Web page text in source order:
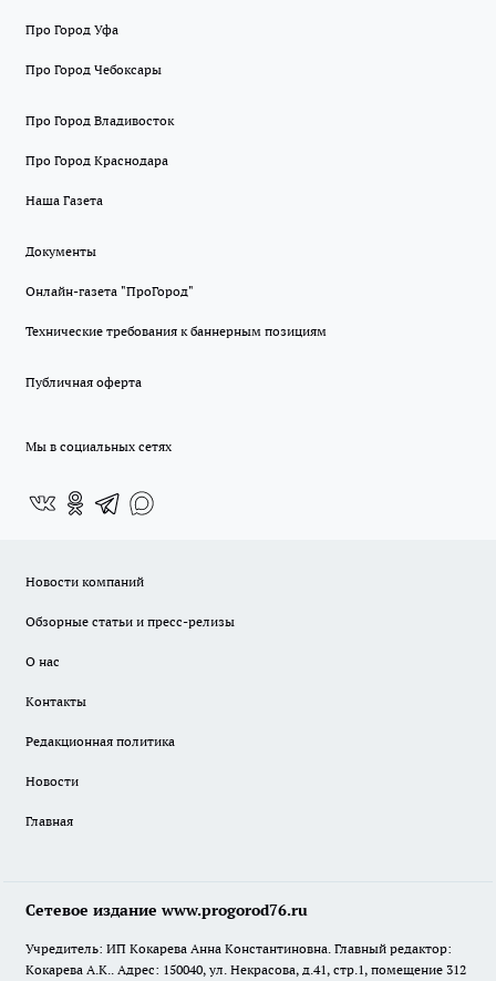
Про Город Уфа
Про Город Чебоксары
Про Город Владивосток
Про Город Краснодара
Наша Газета
Документы
Онлайн-газета "ПроГород"
Технические требования к баннерным позициям
Публичная оферта
Мы в социальных сетях
Новости компаний
Обзорные статьи и пресс-релизы
О нас
Контакты
Редакционная политика
Новости
Главная
Сетевое издание www.progorod76.ru
Учредитель: ИП Кокарева Анна Константиновна. Главный редактор:
Кокарева А.К.. Адрес: 150040, ул. Некрасова, д.41, стр.1, помещение 312